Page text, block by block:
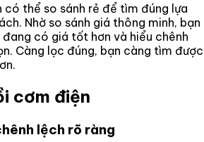
có thể so sánh rẻ để tìm đúng lựa
Nhờ so sánh giá thông minh, bạn
đang có giá tốt hơn và hiểu chênh
Càng lọc đúng, bạn càng tìm được
cơm điện
lệch rõ ràng